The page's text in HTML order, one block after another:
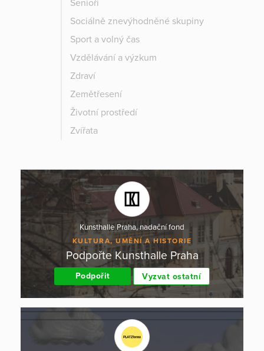
Senioři
Sociálně znevýhodněné skupiny
Sport a volný čas
Vzdělávání a výzkum
Zdraví
Zemětřesení
Životní prostředí
Zvířata
Kunsthalle Praha, nadační fond
KULTURA, UMĚNÍ A HISTORIE
Podpořte Kunsthalle Praha
Podpořit Vyzvat ostatní